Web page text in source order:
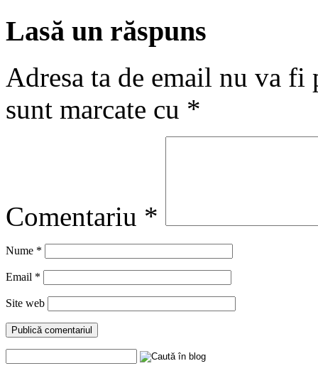
Lasă un răspuns
Adresa ta de email nu va fi
sunt marcate cu *
Comentariu *
Nume *
Email *
Site web